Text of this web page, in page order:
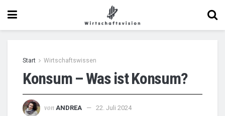
Start Wirtschaftswissen
Konsum – Was ist Konsum?
von ANDREA 22. Juli 2024